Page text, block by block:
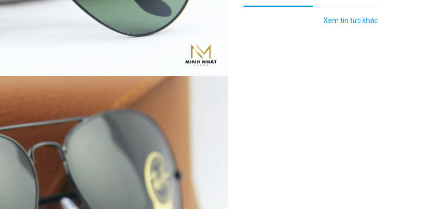
Xem tin tức khác